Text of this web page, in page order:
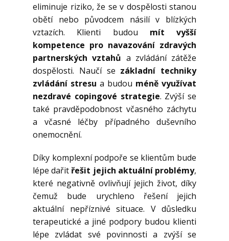
eliminuje riziko, že se v dospělosti stanou
obětí nebo původcem násilí v blízkých
vztazích. Klienti budou mít vyšší
kompetence pro navazování zdravých
partnerských vztahů a zvládání zátěže
dospělosti. Naučí se základní techniky
zvládání stresu a budou méně využívat
nezdravé copingové strategie. Zvýší se
také pravděpodobnost včasného záchytu
a včasné léčby případného duševního
onemocnění.
Díky komplexní podpoře se klientům bude
lépe dařit řešit jejich aktuální problémy,
které negativně ovlivňují jejich život, díky
čemuž bude urychleno řešení jejich
aktuální nepříznivé situace. V důsledku
terapeutické a jiné podpory budou klienti
lépe zvládat své povinnosti a zvýší se